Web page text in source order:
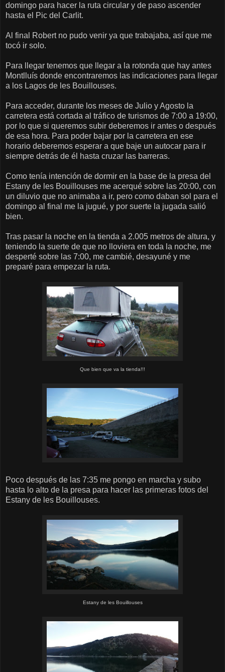
domingo para hacer la ruta circular y de paso ascender
hasta el Pic del Carlit.
Al final Robert no pudo venir ya que trabajaba, así que me
tocó ir solo.
Para llegar tenemos que llegar a la rotonda que hay antes
Montlluís donde encontraremos las indicaciones para llegar
a los Lagos de les Bouillouses.
Para acceder, durante los meses de Julio y Agosto la
carretera está cortada al tráfico de turismos de 7:00 a 19:00,
por lo que si queremos subir deberemos ir antes o después
de esa hora. Para poder bajar por la carretera en ese
horario deberemos esperar a que baje un autocar para ir
siempre detrás de él hasta cruzar las barreras.
Como tenía intención de dormir en la base de la presa del
Estany de les Bouillouses me acerqué sobre las 20:00, con
un diluvio que no animaba a ir, pero como daban sol para el
domingo al final me la jugué, y por suerte la jugada salió
bien.
Tras pasar la noche en la tienda a 2.005 metros de altura, y
teniendo la suerte de que no lloviera en toda la noche, me
desperté sobre las 7:00, me cambié, desayuné y me
preparé para empezar la ruta.
Que bien que va la tienda!!!
Poco después de las 7:35 me pongo en marcha y subo
hasta lo alto de la presa para hacer las primeras fotos del
Estany de les Bouillouses.
Estany de les Bouillouses